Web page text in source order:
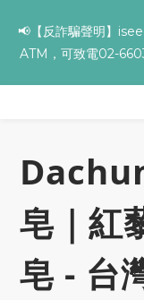
零油光UV防
ATM，可致電02-
✨全館滿額贈 ➊滿９
皂｜紅
皂 - 台